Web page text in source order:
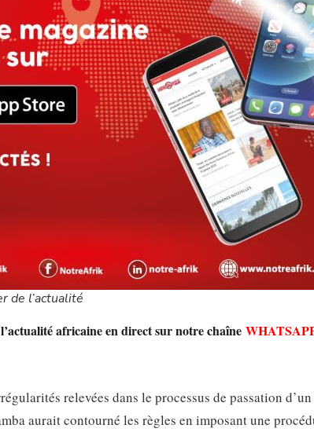
de l’actualité
africaine en direct sur notre chaîne
relevées dans le processus de passation
aurait contourné les règles en imposant une